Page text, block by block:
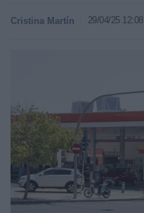
Cristina Martín 29/04/25 12:08